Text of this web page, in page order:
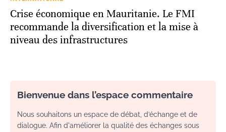
Crise économique en Mauritanie. Le FMI
recommande la diversification et la mise à
niveau des infrastructures
Bienvenue dans l’espace commentaire
Nous souhaitons un espace de débat, d’échange et de
dialogue. Afin d'améliorer la qualité des échanges sous